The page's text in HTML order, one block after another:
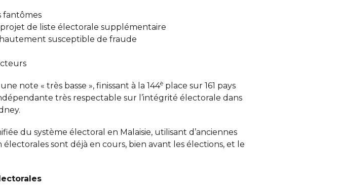
fantômes
de liste électorale supplémentaire
susceptible de fraude
note « très basse », finissant à la 144è place sur 161 pays
très respectable sur l’intégrité électorale dans
du système électoral en Malaisie, utilisant d’anciennes
sont déjà en cours, bien avant les élections, et le